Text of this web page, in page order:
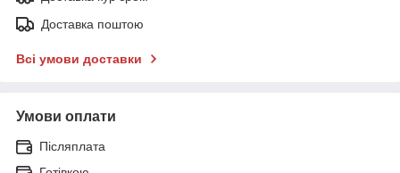
Доставка поштою
Всі умови доставки
Умови оплати
Післяплата